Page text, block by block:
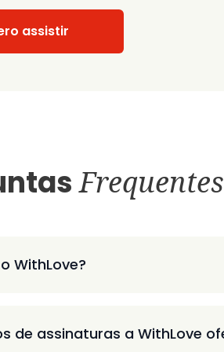
assistir
Frequentes
WithLove?
de assinaturas a WithLove